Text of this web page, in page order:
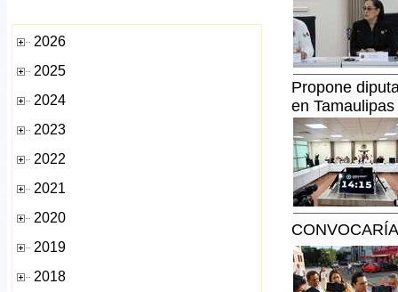
Propone
en Tamaulipas